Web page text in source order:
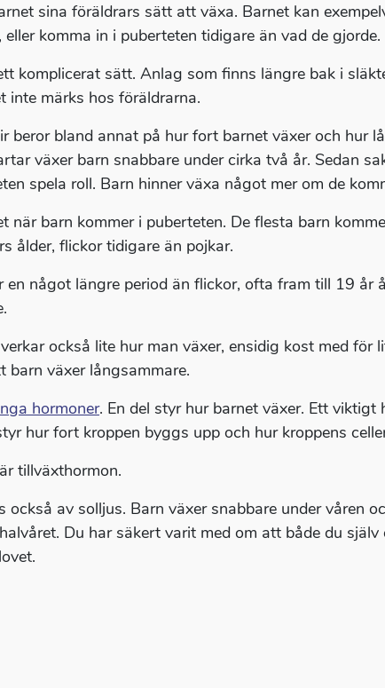
sina föräldrars sätt att växa. Barnet kan
komma in i puberteten tidigare än vad de gjorde.
komplicerat sätt. Anlag som finns längre bak i
inte märks hos föräldrarna.
beror bland annat på hur fort barnet växer och hur
växer barn snabbare under cirka två år. Sedan
spela roll. Barn hinner växa något mer om de
när barn kommer i puberteten. De flesta barn
ålder, flickor tidigare än pojkar.
en något längre period än flickor, ofta fram till 19 år
också lite hur man växer, ensidig kost med för
växer långsammare.
hormoner. En del styr hur barnet växer. Ett
hur fort kroppen byggs upp och hur kroppens
tillväxthormon.
också av solljus. Barn växer snabbare under våren
Du har säkert varit med om att både du